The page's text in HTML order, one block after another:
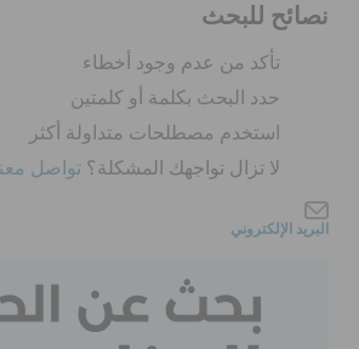
كروكس لمكان العمل
الحقائب
نصائح للبحث
تأكد من عدم وجود أخطاء
حدد البحث بكلمة أو كلمتين
استخدم مصطلحات متداولة أكثر
لا تزال تواجهك المشكلة؟ تواصل
البريد الإلكتروني